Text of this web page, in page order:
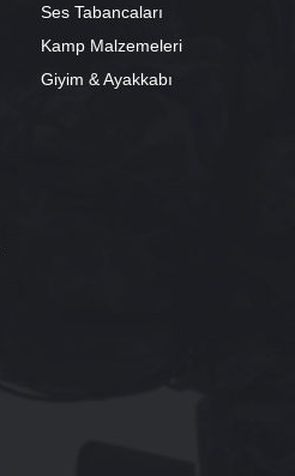
Ses Tabancaları
Kamp Malzemeleri
Giyim & Ayakkabı